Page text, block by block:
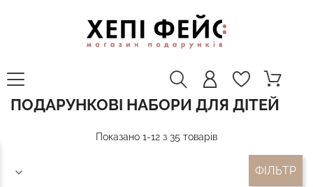
ПОДАРУНКОВІ НАБОРИ ДЛЯ ДІТЕЙ
ФІЛЬТР
Показано 1-12 з 35 товарів